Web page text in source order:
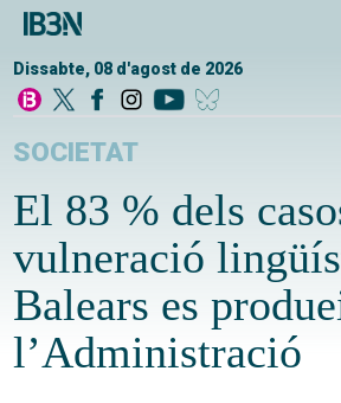
Dissabte, 08 d'agost de 2026
SOCIETAT
El 83 % dels
vulneració
Balears es
l’Administració